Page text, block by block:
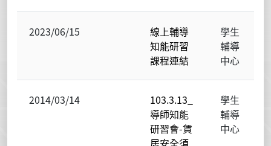
2023/06/15
線上輔導
知能研習
課程連結
學生
輔導
中心
2014/03/14
103.3.13_
導師知能
研習會-賃
居安全須
學生
輔導
中心